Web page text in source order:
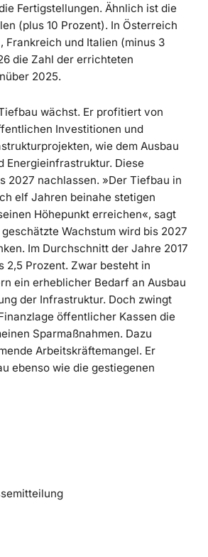
Fertigstellungen. Ähnlich ist die
(plus 10 Prozent). In Österreich
Frankreich und Italien (minus 3
die Zahl der errichteten
2025.
wächst. Er profitiert von
Investitionen und
wie dem Ausbau
Energieinfrastruktur. Diese
2027 nachlassen. »Der Tiefbau in
elf Jahren beinahe stetigen
Höhepunkt erreichen«, sagt
Wachstum wird bis 2027
Im Durchschnitt der Jahre 2017
2,5 Prozent. Zwar besteht in
ein erheblicher Bedarf an Ausbau
der Infrastruktur. Doch zwingt
öffentlicher Kassen die
Sparmaßnahmen. Dazu
Arbeitskräftemangel. Er
ebenso wie die gestiegenen